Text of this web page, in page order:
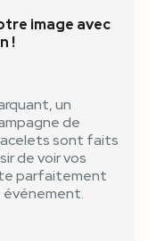
image avec
!
un
de
sont faits
de voir vos
parfaitement
événement.